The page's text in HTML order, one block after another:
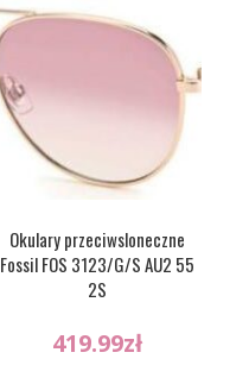
Okulary przeciwsloneczne
Fossil FOS 3123/G/S AU2 55
2S
419.99zł